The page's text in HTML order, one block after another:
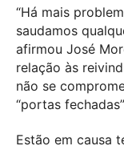
“Há mais
saudamos
afirmou José
relação às
não se
“portas
Estão em causa